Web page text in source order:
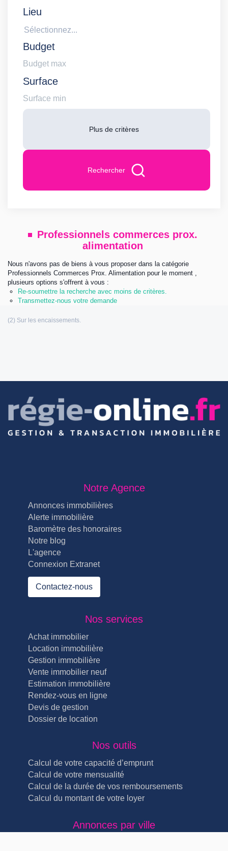
Lieu
Sélectionnez...
Budget
Surface
Plus de critères
Rechercher
Professionnels commerces prox.
alimentation
Nous n'avons pas de biens à vous proposer dans la catégorie
Professionnels Commerces Prox. Alimentation pour le moment ,
plusieurs options s'offrent à vous :
Re-soumettre la recherche avec moins de critères.
Transmettez-nous votre demande
Notre Agence
Annonces immobilières
Alerte immobilière
Baromètre des honoraires
Notre blog
L'agence
Connexion Extranet
Contactez-nous
Nos services
Achat immobilier
Location immobilière
Gestion immobilière
Vente immobilier neuf
Estimation immobilière
Rendez-vous en ligne
Devis de gestion
Dossier de location
Nos outils
Calcul de votre capacité d’emprunt
Calcul de votre mensualité
Calcul de la durée de vos remboursements
Calcul du montant de votre loyer
Annonces par ville